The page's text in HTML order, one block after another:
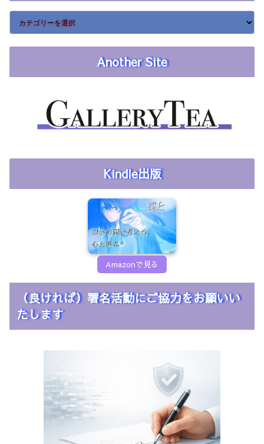
Another Site
Kindle出版
Amazonで見る
（良ければ）署名活動にご協力をお願いい
たします